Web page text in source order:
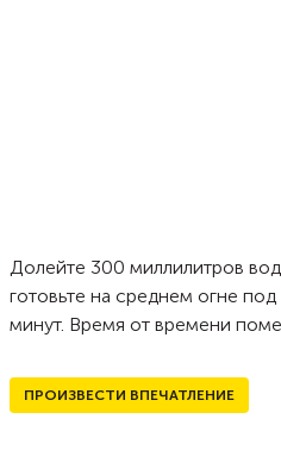
Долейте 300 миллилитров
готовьте на среднем огне
минут. Время от времени
ПРОИЗВЕСТИ ВПЕЧАТЛЕНИЕ